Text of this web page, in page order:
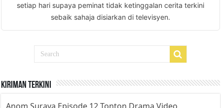
setiap hari supaya peminat tidak ketinggalan cerita terkini
sebaik sahaja disiarkan di televisyen.
Kiriman Terkini
Anom Suraya Episode 12 Tonton Drama Video